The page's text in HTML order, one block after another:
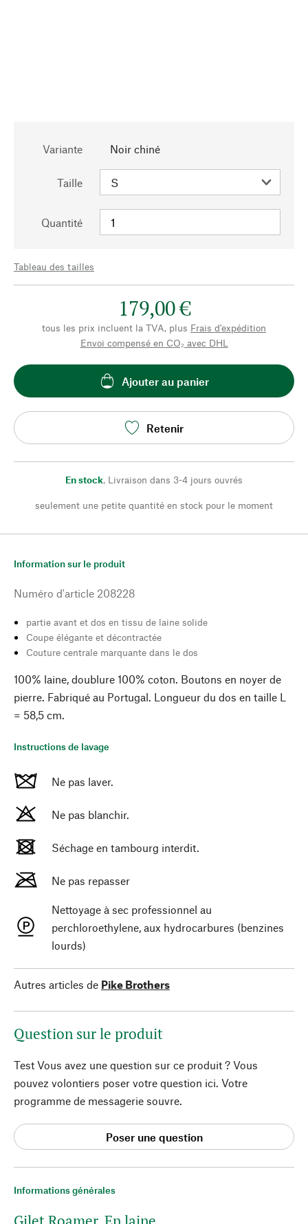
Variante Noir chiné
Taille
Quantité
Tableau des tailles
179,00 €
tous les prix incluent la TVA, plus Frais d'expédition
Envoi compensé en CO₂ avec DHL
Ajouter au panier
Retenir
En stock, Livraison dans 3-4 jours ouvrés
seulement une petite quantité en stock pour le moment
Informations générales
Information sur le produit
Numéro d'article 208228
partie avant et dos en tissu de laine solide
Coupe élégante et décontractée
Couture centrale marquante dans le dos
100% laine, doublure 100% coton. Boutons en noyer de
pierre. Fabriqué au Portugal. Longueur du dos en taille L
= 58,5 cm.
Instructions de lavage
Ne pas laver.
Ne pas blanchir.
Séchage en tambourg interdit.
Ne pas repasser
Nettoyage à sec professionnel au
perchloroethylene, aux hydrocarbures (benzines
lourds)
Autres articles de Pike Brothers
Question sur le produit
Test Vous avez une question sur ce produit ? Vous
pouvez volontiers poser votre question ici. Votre
programme de messagerie souvre.
Poser une question